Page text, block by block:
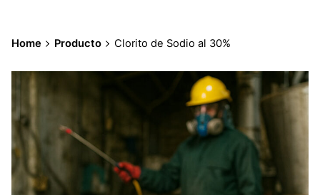
Home Producto Clorito de Sodio al 30%